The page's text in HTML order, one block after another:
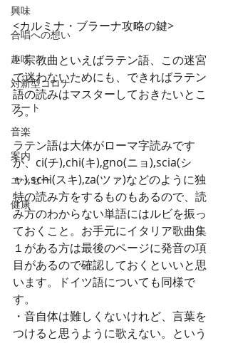
興味
合唱への想い
趣味
対新型コロナ
アート
音楽
案内
エッセー
健康
<カルミナ・ブラーナ攻略の鍵>
・宗教曲といえばラテン語、この迷宮
で迷わないためにも、できればラテン
語の読みはマスターしておきたいとこ
ろ。
ラテン語は大体がローマ字読みです
が、ci(チ),chi(キ),gno(ニョ),scia(シ
ャ),schi(スキ),za(ツァ)などのように独
特の読み方をするものもあるので、読
み方のわからない単語にはルビを振っ
ておくこと。お手元にイタリア歌曲集
１がある方は最後のページに発音の項
目があるので確認しておくといいと思
います。ドイツ語についても同様で
す。
・音自体は難しくないけれど、言葉を
つけると思うように歌えない。という